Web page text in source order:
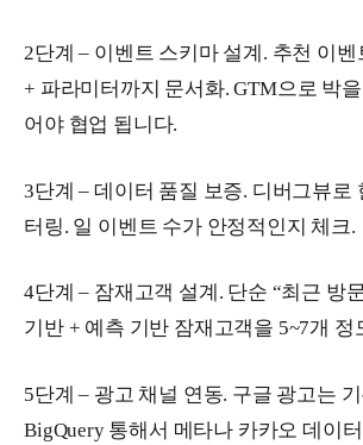
2단계 – 이벤트 스키마 설계. 추천 이
+ 파라미터까지 문서화. GTM으로 박
어야 협업 됩니다.
3단계 – 데이터 품질 보증. 디버그뷰로
터링. 일 이벤트 수가 안정적인지 체크.
4단계 – 잠재고객 설계. 단순 “최근 방
기반 + 예측 기반 잠재고객을 5~7개 정
5단계 – 광고 채널 연동. 구글 광고는
BigQuery 통해서 메타나 카카오 데이